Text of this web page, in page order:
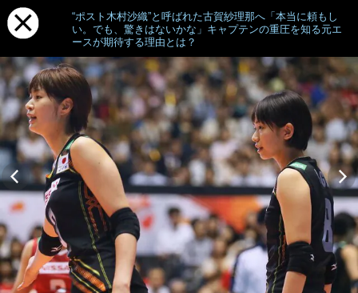
“ポスト木村沙織”と呼ばれた古賀紗理那へ「本当に頼もし
い。でも、驚きはないかな」キャプテンの重圧を知る元エ
ースが期待する理由とは？